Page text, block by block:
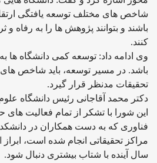
شاخص های مختلف توسعه یافتگی
باشند و بتوانند پژوهش ها را به رفاه و
کنند.
وی ادامه داد: توسعه کمی دانشگاه ها به
باشد. در مسیر توسعه، باید شاخص های
تحقیقات مدنظر قرار گیرد.
دکتر محمد آقاجانی رئیس دانشگاه
این شورا با تشکر از تمام فعالیت
فناوری که به دست همکاران در
مراکز تحقیقاتی انجام شده است، ابراز
سال آینده با شتاب بیشتری دنبال شود.